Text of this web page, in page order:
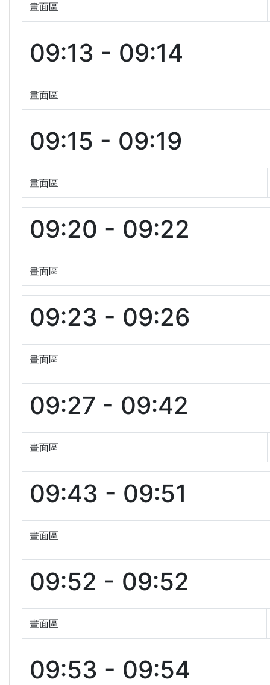
畫面區
09:13 - 09:14
畫面區
09:15 - 09:19
畫面區
09:20 - 09:22
畫面區
09:23 - 09:26
畫面區
09:27 - 09:42
畫面區
09:43 - 09:51
畫面區
09:52 - 09:52
畫面區
09:53 - 09:54